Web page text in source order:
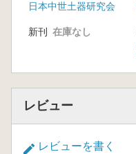
日本中世土器研究会
新刊 在庫なし
レビュー
レビューを書く